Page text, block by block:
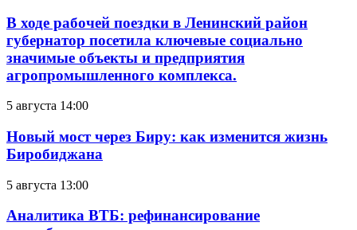
В ходе рабочей поездки в Ленинский район
губернатор посетила ключевые социально
значимые объекты и предприятия
агропромышленного комплекса.
5 августа 14:00
Новый мост через Биру: как изменится жизнь
Биробиджана
5 августа 13:00
Аналитика ВТБ: рефинансирование